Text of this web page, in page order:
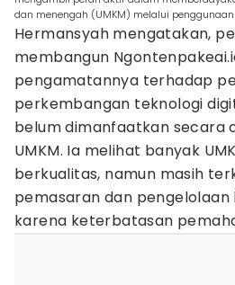
dan menengah (UMKM) melalui penggunaan
Hermansyah mengatakan,
membangun
pengamatannya terhadap
perkembangan teknologi
belum dimanfaatkan secara
UMKM. Ia melihat banyak
berkualitas, namun masih
pemasaran dan
karena keterbatasan